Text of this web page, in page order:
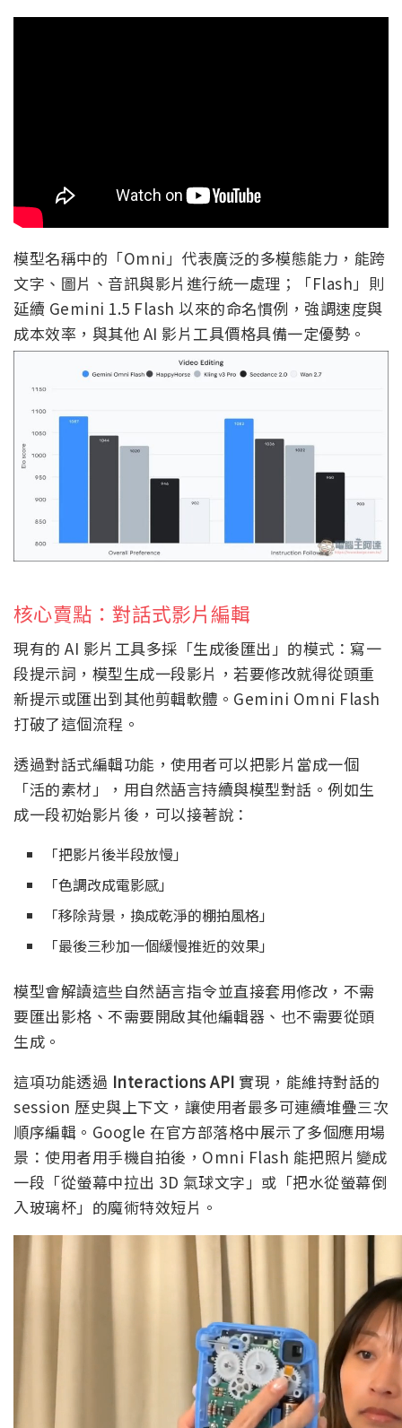
模型名稱中的「Omni」代表廣泛的多模態能力，能跨
文字、圖片、音訊與影片進行統一處理；「Flash」則
延續 Gemini 1.5 Flash 以來的命名慣例，強調速度與
成本效率，與其他 AI 影片工具價格具備一定優勢。
核心賣點：對話式影片編輯
現有的 AI 影片工具多採「生成後匯出」的模式：寫一
段提示詞，模型生成一段影片，若要修改就得從頭重
新提示或匯出到其他剪輯軟體。Gemini Omni Flash
打破了這個流程。
透過對話式編輯功能，使用者可以把影片當成一個
「活的素材」，用自然語言持續與模型對話。例如生
成一段初始影片後，可以接著說：
「把影片後半段放慢」
「色調改成電影感」
「移除背景，換成乾淨的棚拍風格」
「最後三秒加一個緩慢推近的效果」
模型會解讀這些自然語言指令並直接套用修改，不需
要匯出影格、不需要開啟其他編輯器、也不需要從頭
生成。
這項功能透過 Interactions API 實現，能維持對話的
session 歷史與上下文，讓使用者最多可連續堆疊三次
順序編輯。Google 在官方部落格中展示了多個應用場
景：使用者用手機自拍後，Omni Flash 能把照片變成
一段「從螢幕中拉出 3D 氣球文字」或「把水從螢幕倒
入玻璃杯」的魔術特效短片。